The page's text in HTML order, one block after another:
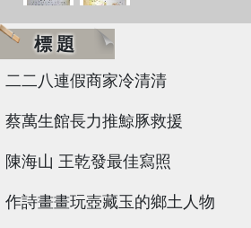
-11- -12-
標題
二二八連假商家冷清清
蔡萬生館長力推鯨豚救援
陳海山 王乾發最佳寫照
作詩畫畫玩壺藏玉的鄉土人物